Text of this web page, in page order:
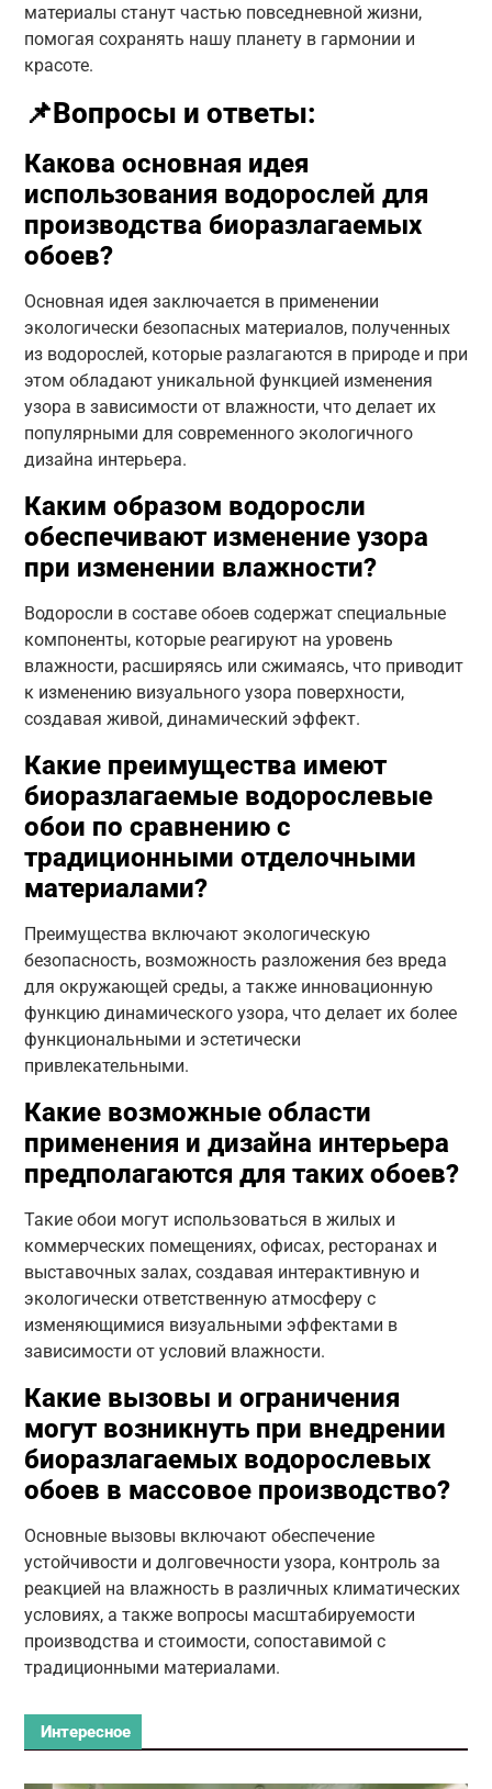
материалы станут частью повседневной жизни,
помогая сохранять нашу планету в гармонии и
красоте.
📌Вопросы и ответы:
Какова основная идея
использования водорослей для
производства биоразлагаемых
обоев?
Основная идея заключается в применении
экологически безопасных материалов, полученных
из водорослей, которые разлагаются в природе и при
этом обладают уникальной функцией изменения
узора в зависимости от влажности, что делает их
популярными для современного экологичного
дизайна интерьера.
Каким образом водоросли
обеспечивают изменение узора
при изменении влажности?
Водоросли в составе обоев содержат специальные
компоненты, которые реагируют на уровень
влажности, расширяясь или сжимаясь, что приводит
к изменению визуального узора поверхности,
создавая живой, динамический эффект.
Какие преимущества имеют
биоразлагаемые водорослевые
обои по сравнению с
традиционными отделочными
материалами?
Преимущества включают экологическую
безопасность, возможность разложения без вреда
для окружающей среды, а также инновационную
функцию динамического узора, что делает их более
функциональными и эстетически
привлекательными.
Какие возможные области
применения и дизайна интерьера
предполагаются для таких обоев?
Такие обои могут использоваться в жилых и
коммерческих помещениях, офисах, ресторанах и
выставочных залах, создавая интерактивную и
экологически ответственную атмосферу с
изменяющимися визуальными эффектами в
зависимости от условий влажности.
Какие вызовы и ограничения
могут возникнуть при внедрении
биоразлагаемых водорослевых
обоев в массовое производство?
Основные вызовы включают обеспечение
устойчивости и долговечности узора, контроль за
реакцией на влажность в различных климатических
условиях, а также вопросы масштабируемости
производства и стоимости, сопоставимой с
традиционными материалами.
Интересное